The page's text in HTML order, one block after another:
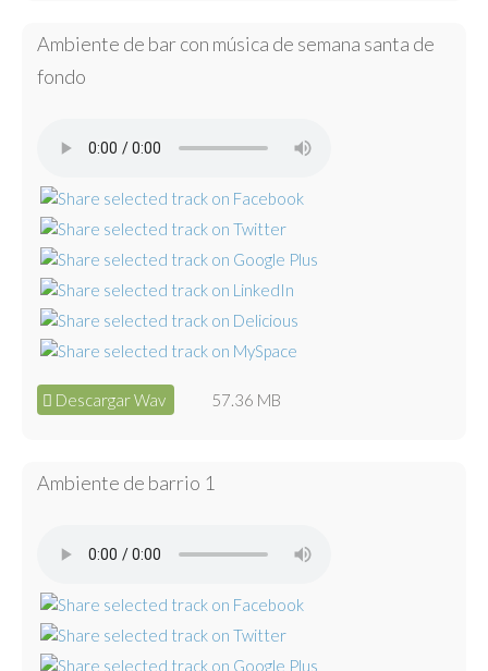
Ambiente de bar con música de semana santa de
fondo
Descargar Wav 57.36 MB
Ambiente de barrio 1